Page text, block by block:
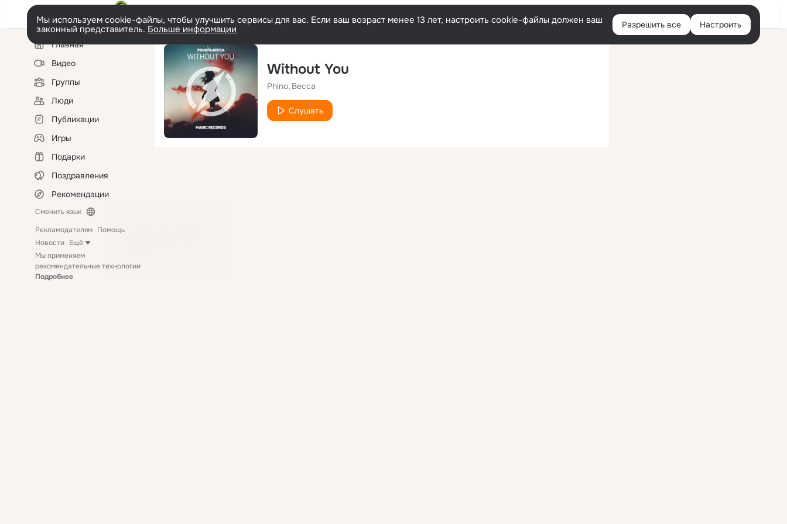
Войти
Мы используем cookie-файлы, чтобы улучшить сервисы для вас. Если ваш возраст менее 13 лет, настроить cookie-файлы должен ваш
законный представитель. Больше информации Разрешить все Настроить
Левая
колонкаГлавная
Видео
Группы
Люди
Публикации
Игры
Подарки
Поздравления
Рекомендации
Сменить язык
Рекламодателям Помощь
Новости Ещё
Мы применяем
рекомендательные технологии
Подробнее
Without You
Phino Becca
Слушать